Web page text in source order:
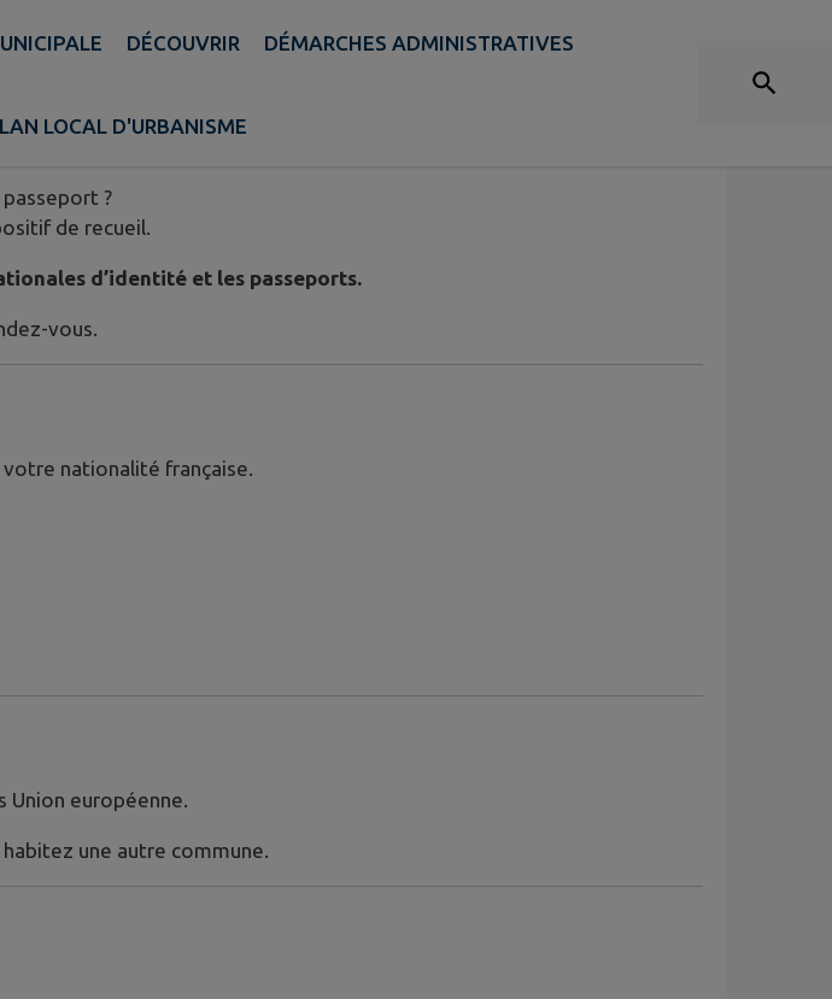
DÉCOUVRIR DÉMARCHES ADMINISTRATIVES
LOCAL D'URBANISME
: DÉMARCHES ADMINISTRATIVES
?
de recueil.
d’identité et les passeports.
vous.
nationalité française.
Union européenne.
une autre commune.